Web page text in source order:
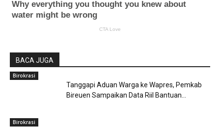
BACA JUGA
Birokrasi
Tanggapi Aduan Warga ke Wapres, Pemkab
Bireuen Sampaikan Data Riil Bantuan...
Birokrasi